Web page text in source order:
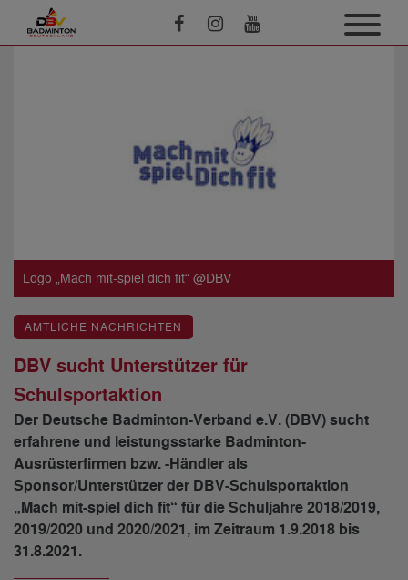
Logo „Mach mit-spiel dich fit“ @DBV
AMTLICHE NACHRICHTEN
DBV sucht Unterstützer für
Schulsportaktion
Der Deutsche Badminton-Verband e.V. (DBV) sucht
erfahrene und leistungsstarke Badminton-
Ausrüsterfirmen bzw. -Händler als
Sponsor/Unterstützer der DBV-Schulsportaktion
„Mach mit-spiel dich fit“ für die Schuljahre 2018/2019,
2019/2020 und 2020/2021, im Zeitraum 1.9.2018 bis
31.8.2021.